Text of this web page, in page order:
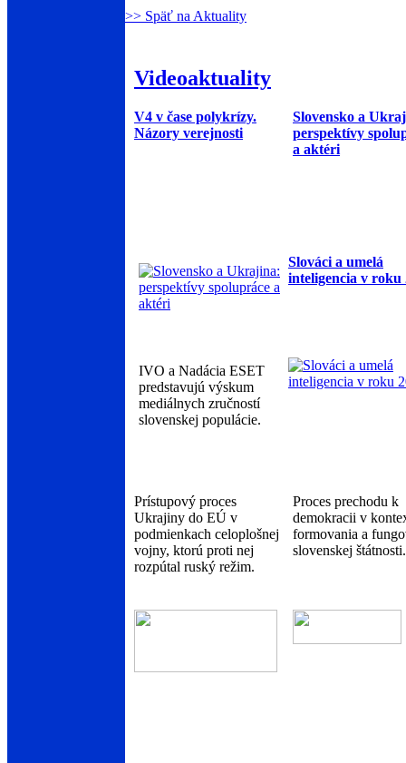
>> Späť na Aktuality
Videoaktuality
V4 v čase polykrízy.
Názory verejnosti
Slovensko a
perspektívy
a aktéri
Slováci a umelá
inteligencia v roku
IVO a Nadácia ESET
predstavujú výskum
mediálnych zručností
slovenskej populácie.
Prístupový proces
Ukrajiny do EÚ v
podmienkach celoplošnej
vojny, ktorú proti nej
rozpútal ruský režim.
Proces prechodu k
demokracii v
formovania a
slovenskej štátnosti.